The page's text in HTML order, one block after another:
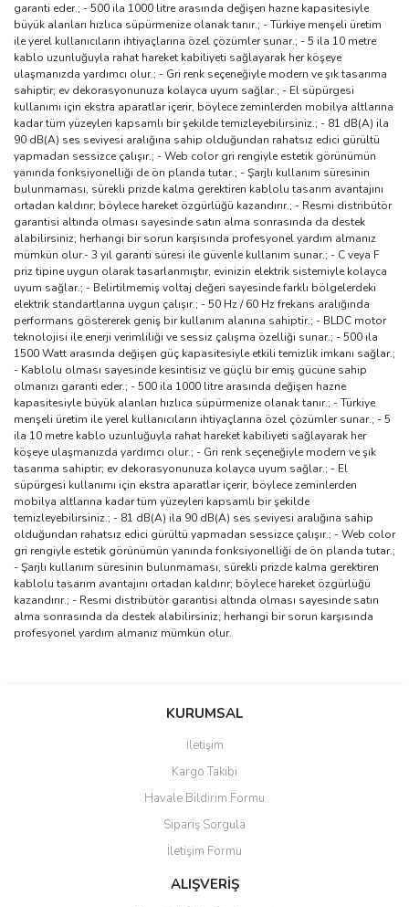
garanti eder.; - 500 ila 1000 litre arasında değişen hazne kapasitesiyle
büyük alanları hızlıca süpürmenize olanak tanır.; - Türkiye menşeli üretim
ile yerel kullanıcıların ihtiyaçlarına özel çözümler sunar.; - 5 ila 10 metre
kablo uzunluğuyla rahat hareket kabiliyeti sağlayarak her köşeye
ulaşmanızda yardımcı olur.; - Gri renk seçeneğiyle modern ve şık tasarıma
sahiptir; ev dekorasyonunuza kolayca uyum sağlar.; - El süpürgesi
kullanımı için ekstra aparatlar içerir, böylece zeminlerden mobilya altlarına
kadar tüm yüzeyleri kapsamlı bir şekilde temizleyebilirsiniz.; - 81 dB(A) ila
90 dB(A) ses seviyesi aralığına sahip olduğundan rahatsız edici gürültü
yapmadan sessizce çalışır.; - Web color gri rengiyle estetik görünümün
yanında fonksiyonelliği de ön planda tutar.; - Şarjlı kullanım süresinin
bulunmaması, sürekli prizde kalma gerektiren kablolu tasarım avantajını
ortadan kaldırır; böylece hareket özgürlüğü kazandırır.; - Resmi distribütör
garantisi altında olması sayesinde satın alma sonrasında da destek
alabilirsiniz; herhangi bir sorun karşısında profesyonel yardım almanız
mümkün olur.- 3 yıl garanti süresi ile güvenle kullanım sunar.; - C veya F
priz tipine uygun olarak tasarlanmıştır, evinizin elektrik sistemiyle kolayca
uyum sağlar.; - Belirtilmemiş voltaj değeri sayesinde farklı bölgelerdeki
elektrik standartlarına uygun çalışır.; - 50 Hz / 60 Hz frekans aralığında
performans göstererek geniş bir kullanım alanına sahiptir.; - BLDC motor
teknolojisi ile enerji verimliliği ve sessiz çalışma özelliği sunar.; - 500 ila
1500 Watt arasında değişen güç kapasitesiyle etkili temizlik imkanı sağlar.;
- Kablolu olması sayesinde kesintisiz ve güçlü bir emiş gücüne sahip
olmanızı garanti eder.; - 500 ila 1000 litre arasında değişen hazne
kapasitesiyle büyük alanları hızlıca süpürmenize olanak tanır.; - Türkiye
menşeli üretim ile yerel kullanıcıların ihtiyaçlarına özel çözümler sunar.; - 5
ila 10 metre kablo uzunluğuyla rahat hareket kabiliyeti sağlayarak her
köşeye ulaşmanızda yardımcı olur.; - Gri renk seçeneğiyle modern ve şık
tasarıma sahiptir; ev dekorasyonunuza kolayca uyum sağlar.; - El
süpürgesi kullanımı için ekstra aparatlar içerir, böylece zeminlerden
mobilya altlarına kadar tüm yüzeyleri kapsamlı bir şekilde
temizleyebilirsiniz.; - 81 dB(A) ila 90 dB(A) ses seviyesi aralığına sahip
olduğundan rahatsız edici gürültü yapmadan sessizce çalışır.; - Web color
gri rengiyle estetik görünümün yanında fonksiyonelliği de ön planda tutar.;
- Şarjlı kullanım süresinin bulunmaması, sürekli prizde kalma gerektiren
kablolu tasarım avantajını ortadan kaldırır; böylece hareket özgürlüğü
kazandırır.; - Resmi distribütör garantisi altında olması sayesinde satın
alma sonrasında da destek alabilirsiniz; herhangi bir sorun karşısında
profesyonel yardım almanız mümkün olur.
Bu ürüne ilk yorumu siz yapın!
Ürün resmi kalitesiz, bozuk veya görüntülenemiyor.
Ürün açıklamasında eksik bilgiler bulunuyor.
Ürün bilgilerinde hatalar bulunuyor.
Ürün fiyatı diğer sitelerden daha pahalı.
Bu ürüne benzer farklı alternatifler olmalı.
KURUMSAL
İletişim
Kargo Takibi
Havale Bildirim Formu
Sipariş Sorgula
İletişim Formu
ALIŞVERİŞ